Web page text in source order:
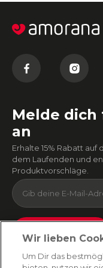
Melde
an
Erhalte 15% Rabatt
dem Laufenden und
Produktvorschläge.
Absenden
Du kannst dich jederzeit von
du unseren E-Mail-Bedingungen
Wir lieben
Um Dir das